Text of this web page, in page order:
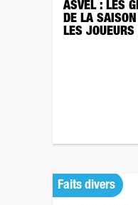
ASVEL : LES
DE LA
LES JOUEURS
Faits divers